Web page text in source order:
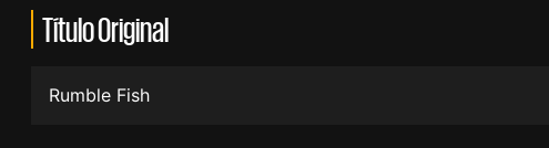
Título Original
Rumble Fish